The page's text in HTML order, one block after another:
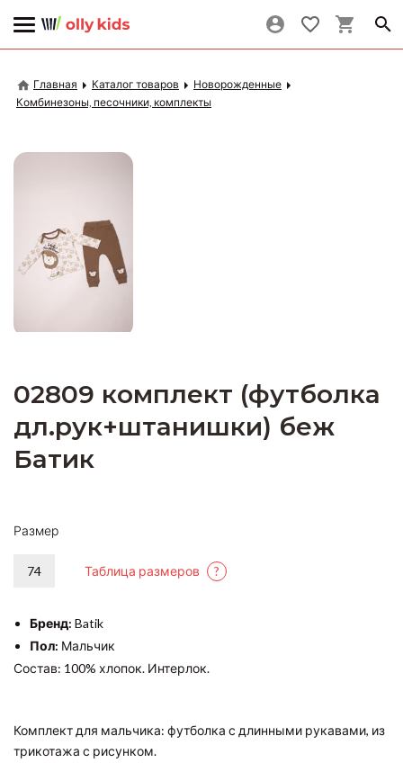
Главная Каталог товаров
Новорожденные
Комбинезоны, песочники, комплекты
02809 комплект (футболка
дл.рук+штанишки) беж
Батик
Размер
74 Таблица размеров ?
Бренд: Batik
Пол: Мальчик
Состав: 100% хлопок. Интерлок.
Комплект для мальчика: футболка с длинными рукавами, из
трикотажа с рисунком.